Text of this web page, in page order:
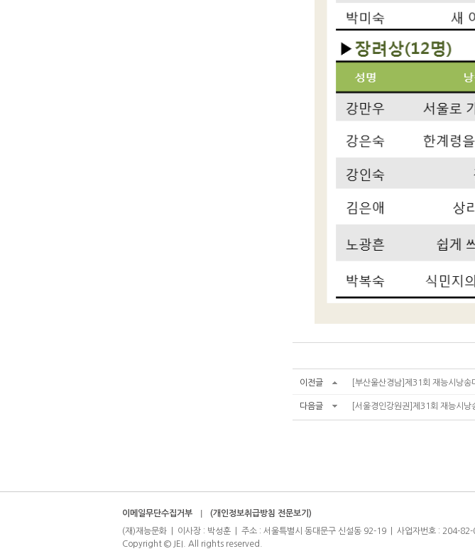
이전글 [부산울산경남]제31회 재능시낭송
다음글 [서울경인강원권]제31회 재능시낭
이메일무단수집거부 (개인정보취급방침 전문보기)
(재)재능문화 | 이사장 : 박성훈 | 주소 : 서울특별시 동대문구 신설동 92-19 | 사업자번호 :
Copyright © JEI. All rights reserved.